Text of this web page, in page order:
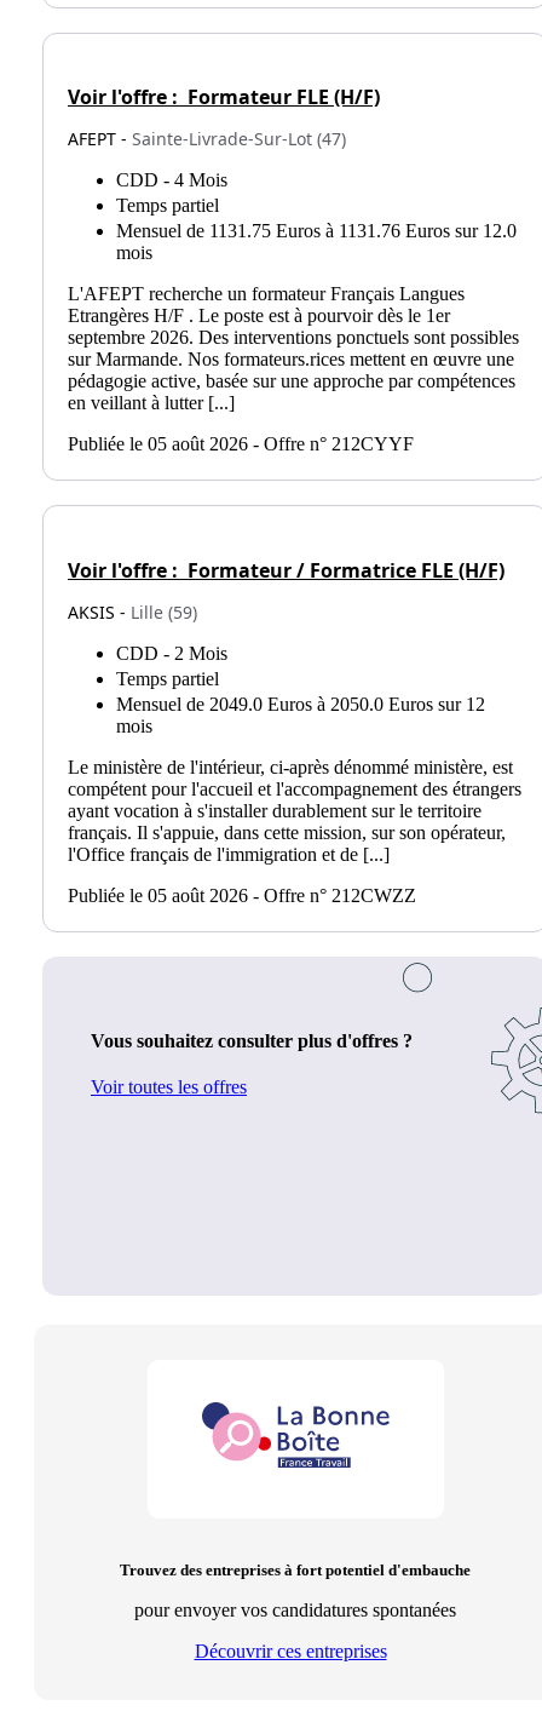
Voir l'offre : Formateur FLE (H/F)
AFEPT - Sainte-Livrade-Sur-Lot (47)
CDD - 4 Mois
Temps partiel
Mensuel de 1131.75 Euros à 1131.76 Euros sur 12.0
mois
L'AFEPT recherche un formateur Français Langues
Etrangères H/F . Le poste est à pourvoir dès le 1er
septembre 2026. Des interventions ponctuels sont possibles
sur Marmande. Nos formateurs.rices mettent en œuvre une
pédagogie active, basée sur une approche par compétences
en veillant à lutter [...]
Publiée le 05 août 2026 - Offre n° 212CYYF
Voir l'offre : Formateur / Formatrice FLE (H/F)
AKSIS - Lille (59)
CDD - 2 Mois
Temps partiel
Mensuel de 2049.0 Euros à 2050.0 Euros sur 12
mois
Le ministère de l'intérieur, ci-après dénommé ministère, est
compétent pour l'accueil et l'accompagnement des étrangers
ayant vocation à s'installer durablement sur le territoire
français. Il s'appuie, dans cette mission, sur son opérateur,
l'Office français de l'immigration et de [...]
Publiée le 05 août 2026 - Offre n° 212CWZZ
Vous souhaitez consulter plus d'offres ?
Voir toutes les offres
Trouvez des entreprises à fort potentiel d'embauche
pour envoyer vos candidatures spontanées
Découvrir ces entreprises